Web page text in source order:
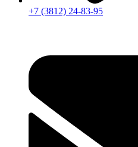
+7 (3812) 24-83-95